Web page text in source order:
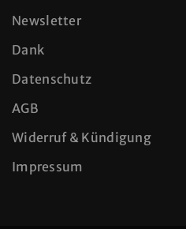
Newsletter
Dank
Datenschutz
AGB
Widerruf & Kündigung
Impressum